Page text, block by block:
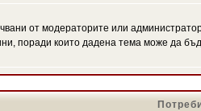
от модераторите или
поради които дадена тема може да